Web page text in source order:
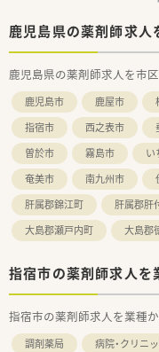
鹿児島県の薬剤師求人
鹿児島県の薬剤師求人を市
鹿児島市 鹿屋市
指宿市
西之表市
曽於市
霧島市 い
奄美市
南九州市
肝属郡錦江町
肝属郡肝
大島郡瀬戸内町
大島郡
指宿市の薬剤師求人を
指宿市の薬剤師求人を業種
調剤薬局 病院・クリニ